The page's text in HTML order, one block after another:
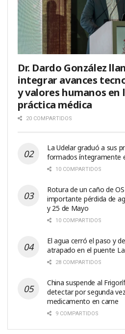
Dr. Dardo González
integrar avances
y valores humanos en
práctica médica
20 COMPARTIDOS
La Udelar graduó a sus
formados íntegramente
10 COMPARTIDOS
Rotura de un caño de
importante pérdida de
y 25 de Mayo
10 COMPARTIDOS
El agua cerró el paso y
atrapado en el puente
28 COMPARTIDOS
China suspende al
detectar por segunda
medicamento en carne
9 COMPARTIDOS